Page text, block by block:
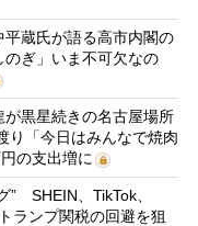
平蔵氏が語る高市内閣の
ぎ」いま不可欠なの
が黒星続きの名古屋場所
り「今日はみんなで焼肉
の支出増に
” SHEIN、TikTok、
ランプ関税の回避を狙